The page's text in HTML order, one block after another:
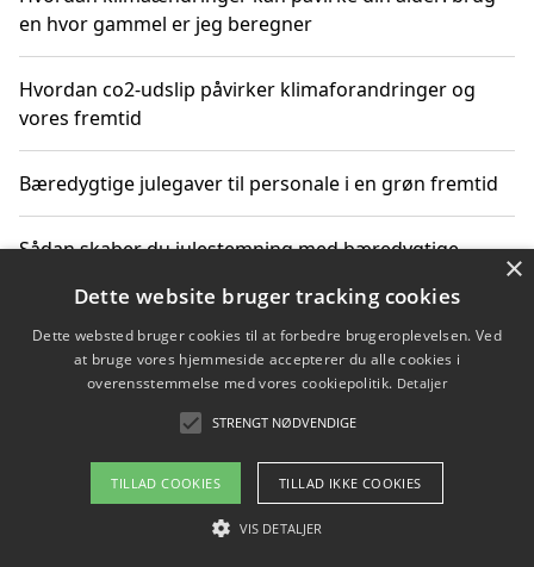
en hvor gammel er jeg beregner
Hvordan co2-udslip påvirker klimaforandringer og
vores fremtid
Bæredygtige julegaver til personale i en grøn fremtid
Sådan skaber du julestemning med bæredygtige
Sådan skaber du et bæredygtigt hjem med familien i
Copyright 2026 - Pilanto Aps
Om / kontakt
×
Dette website bruger tracking cookies
Dette websted bruger cookies til at forbedre brugeroplevelsen. Ved
at bruge vores hjemmeside accepterer du alle cookies i
overensstemmelse med vores cookiepolitik. Detaljer
STRENGT NØDVENDIGE
TILLAD COOKIES TILLAD IKKE COOKIES
VIS DETALJER